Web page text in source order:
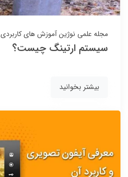
مجله علمی نوژینآموزش های کاربردی
سیستم ارتینگ چیست؟
بیشتر بخوانید